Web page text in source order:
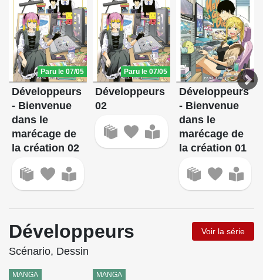
Paru le 07/05
Développeurs
- Bienvenue
dans le
marécage de
la création 02
Paru le 07/05
Développeurs
02
Développeurs
- Bienvenue
dans le
marécage de
la création 01
Développeurs Voir la série
Scénario, Dessin
MANGA MANGA